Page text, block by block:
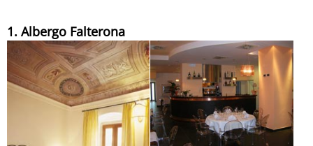
1. Albergo Falterona